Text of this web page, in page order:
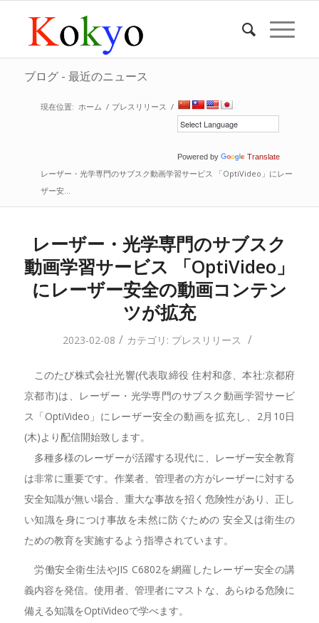
ブログ - 最近のニュース
Powered by Translate
現在位置: ホーム / プレスリリース /
レーザー・光学専門のサブスク動画学習サービス 「OptiVideo」にレー
ザー安...
レーザー・光学専門のサブスク
動画学習サービス 「OptiVideo」
にレーザー安全の動画コンテン
ツが拡充
2023-02-08 / カテゴリ: プレスリリース /
このたび株式会社光響(代表取締役 住村和彦、本社:京都府
京都市)は、レーザー・光学専門のサブスク動画学習サービ
ス「OptiVideo」にレーザー安全の動画を拡充し、2月10日
(木)より配信開始致します。
多種多様のレーザーが活躍する現代に、レーザー安全教育
は非常に重要です。作業者、管理者の方がレーザーに対する
安全知識が無い場合、重大な事故を招く危険性があり、正し
い知識を身につけ事故を未然に防ぐための 安全又は衛生の
ための教育を実施するよう指導されています。
労働安全衛生法やJIS C6802を網羅したレーザー安全の講
義内容を発信。使用者、管理者にマストな、あらゆる危険に
備える知識をOptiVideoで学べます。